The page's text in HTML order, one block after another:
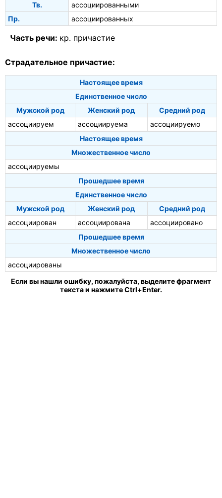
Тв.
ассоциированными
Пр.
ассоциированных
Часть речи: кр. причастие
Страдательное причастие:
Настоящее время
Единственное число
Мужской род
Женский род
Средний род
ассоциируем
ассоциируема
ассоциируемо
Настоящее время
Множественное число
ассоциируемы
Прошедшее время
Единственное число
Мужской род
Женский род
Средний род
ассоциирован
ассоциирована
ассоциировано
Прошедшее время
Множественное число
ассоциированы
Если вы нашли ошибку, пожалуйста, выделите фрагмент
текста и нажмите Ctrl+Enter.